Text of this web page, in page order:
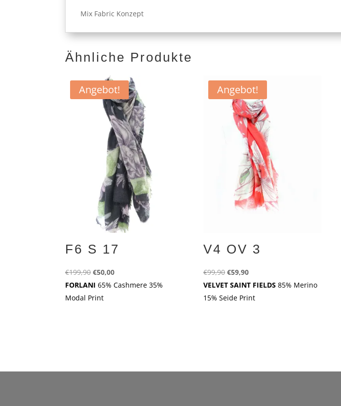
Mix Fabric Konzept
Ähnliche Produkte
Angebot!
F6 S 17
€199,90 Ursprünglicher
Preis
war:
€50,00Aktueller
Preis
FORLANI 65% Cashmere 35%
Modal Print
Angebot!
V4 OV 3
€99,90Ursprünglicher
Preis
war:
€59,90Aktueller
Preis
ist:
VELVET SAINT FIELDS85% Merino
15% Seide Print